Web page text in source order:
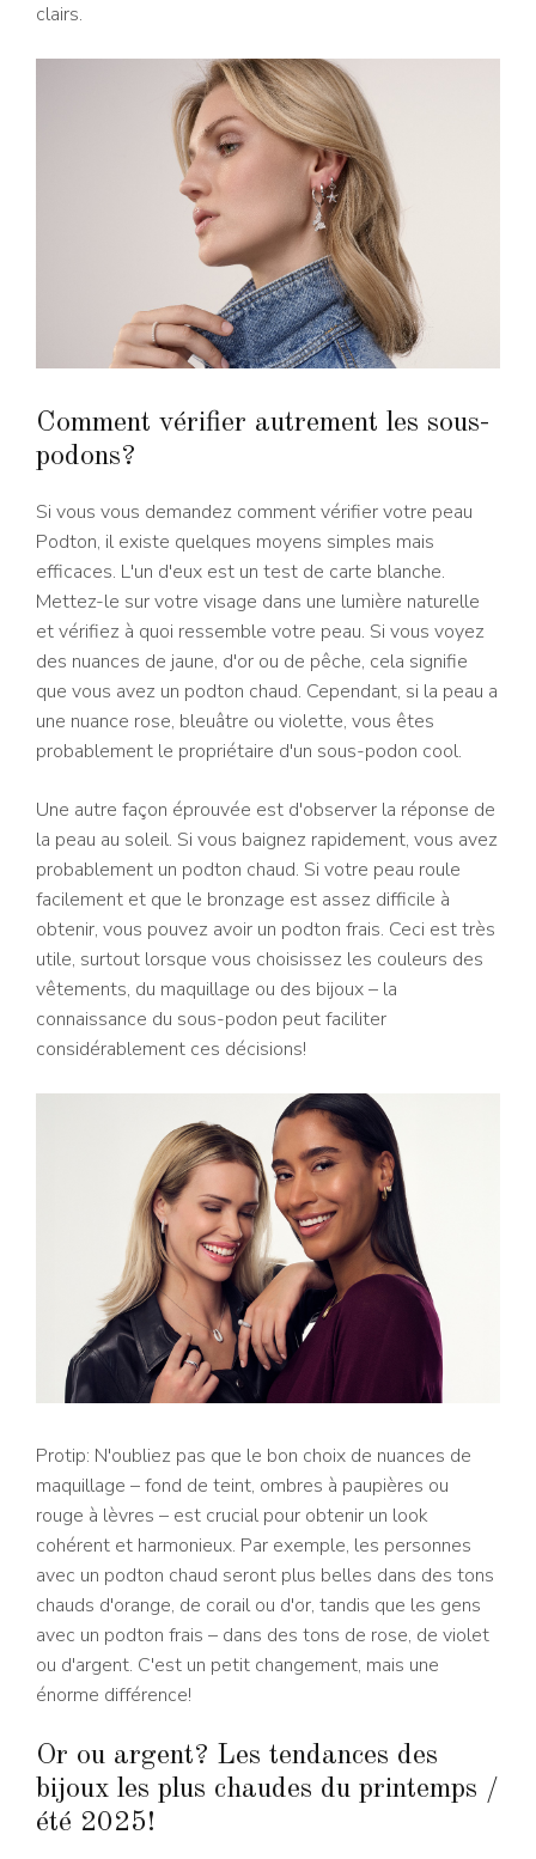
clairs.
Comment vérifier autrement les sous-
podons?
Si vous vous demandez comment vérifier votre peau
Podton, il existe quelques moyens simples mais
efficaces. L'un d'eux est un test de carte blanche.
Mettez-le sur votre visage dans une lumière naturelle
et vérifiez à quoi ressemble votre peau. Si vous voyez
des nuances de jaune, d'or ou de pêche, cela signifie
que vous avez un podton chaud. Cependant, si la peau a
une nuance rose, bleuâtre ou violette, vous êtes
probablement le propriétaire d'un sous-podon cool.
Une autre façon éprouvée est d'observer la réponse de
la peau au soleil. Si vous baignez rapidement, vous avez
probablement un podton chaud. Si votre peau roule
facilement et que le bronzage est assez difficile à
obtenir, vous pouvez avoir un podton frais. Ceci est très
utile, surtout lorsque vous choisissez les couleurs des
vêtements, du maquillage ou des bijoux – la
connaissance du sous-podon peut faciliter
considérablement ces décisions!
Protip: N'oubliez pas que le bon choix de nuances de
maquillage – fond de teint, ombres à paupières ou
rouge à lèvres – est crucial pour obtenir un look
cohérent et harmonieux. Par exemple, les personnes
avec un podton chaud seront plus belles dans des tons
chauds d'orange, de corail ou d'or, tandis que les gens
avec un podton frais – dans des tons de rose, de violet
ou d'argent. C'est un petit changement, mais une
énorme différence!
Or ou argent? Les tendances des
bijoux les plus chaudes du printemps /
été 2025!